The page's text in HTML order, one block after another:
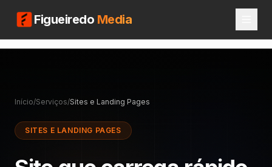
Figueiredo Media
Início/Serviços/Sites e Landing Pages
SITES E LANDING PAGES